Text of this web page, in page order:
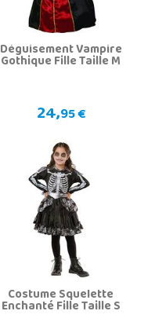
Déguisement Vampire
Gothique Fille Taille M
24,95 €
Costume Squelette
Enchanté Fille Taille S